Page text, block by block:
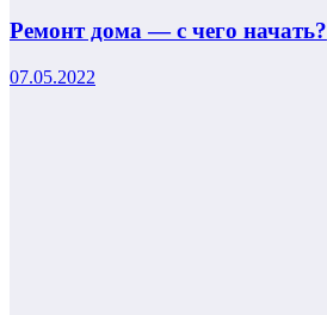
Ремонт дома — с чего начать?
07.05.2022